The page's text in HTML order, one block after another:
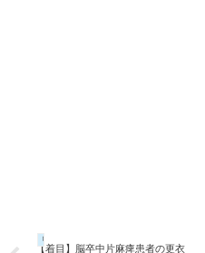
リハビリnote
リハビリの結果として毛細血管再